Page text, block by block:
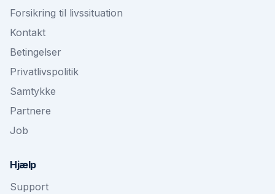
Forsikring til livssituation
Kontakt
Betingelser
Privatlivspolitik
Samtykke
Partnere
Job
Hjælp
Support